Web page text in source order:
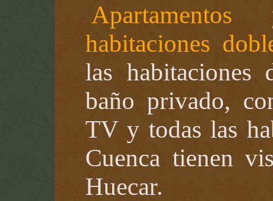
habitaciones
las habitaciones
baño privado,
TV y todas las
Cuenca tienen
Huecar.